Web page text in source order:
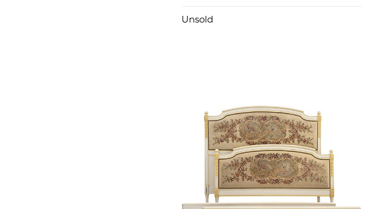
chambrana en ¨X¨.
Unsold